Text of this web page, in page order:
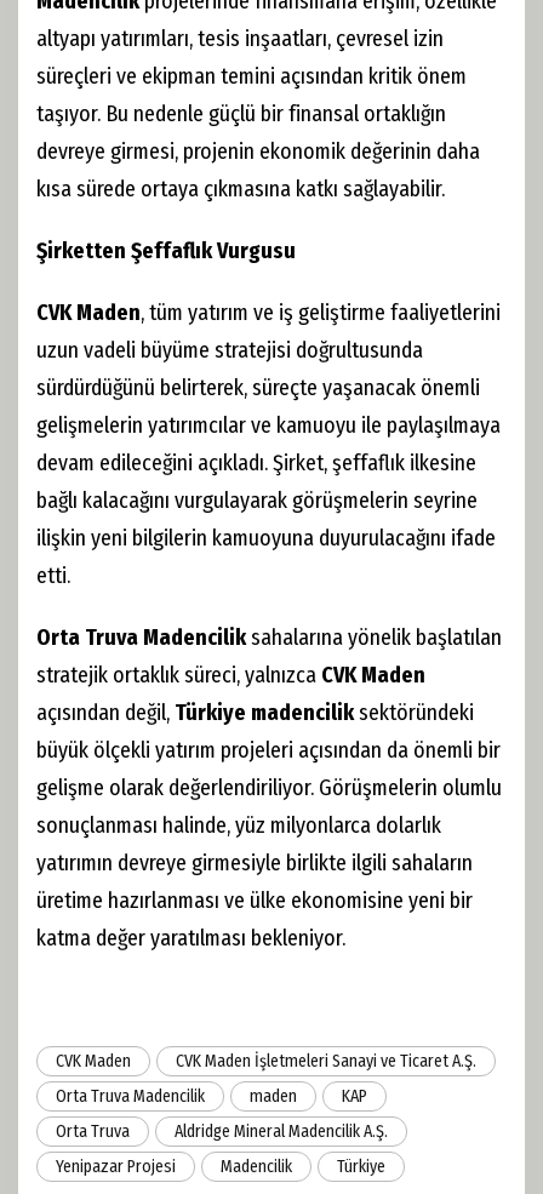
altyapı yatırımları, tesis inşaatları, çevresel izin
süreçleri ve ekipman temini açısından kritik önem
taşıyor. Bu nedenle güçlü bir finansal ortaklığın
devreye girmesi, projenin ekonomik değerinin daha
kısa sürede ortaya çıkmasına katkı sağlayabilir.
Şirketten Şeffaflık Vurgusu
CVK Maden, tüm yatırım ve iş geliştirme faaliyetlerini
uzun vadeli büyüme stratejisi doğrultusunda
sürdürdüğünü belirterek, süreçte yaşanacak önemli
gelişmelerin yatırımcılar ve kamuoyu ile paylaşılmaya
devam edileceğini açıkladı. Şirket, şeffaflık ilkesine
bağlı kalacağını vurgulayarak görüşmelerin seyrine
ilişkin yeni bilgilerin kamuoyuna duyurulacağını ifade
etti.
Orta Truva Madenciliksahalarına yönelik başlatılan
stratejik ortaklık süreci, yalnızca CVK Maden
açısından değil, Türkiye madenciliksektöründeki
büyük ölçekli yatırım projeleri açısından da önemli bir
gelişme olarak değerlendiriliyor. Görüşmelerin olumlu
sonuçlanması halinde, yüz milyonlarca dolarlık
yatırımın devreye girmesiyle birlikte ilgili sahaların
üretime hazırlanması ve ülke ekonomisine yeni bir
katma değer yaratılması bekleniyor.
CVK Maden
CVK Maden İşletmeleri Sanayi ve Ticaret A.Ş.
Orta Truva Madencilik
maden
KAP
Orta Truva
Aldridge Mineral Madencilik A.Ş.
Yenipazar Projesi
Madencilik Türkiye